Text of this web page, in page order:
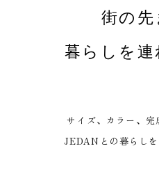
街の先
暮らしを連
サイズ、カラー、完
JEDANとの暮らしを